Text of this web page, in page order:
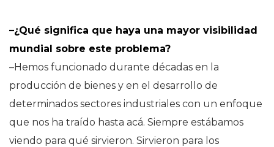
–¿Qué significa que haya una mayor visibilidad
mundial sobre este problema?
–Hemos funcionado durante décadas en la
producción de bienes y en el desarrollo de
determinados sectores industriales con un enfoque
que nos ha traído hasta acá. Siempre estábamos
viendo para qué sirvieron. Sirvieron para los